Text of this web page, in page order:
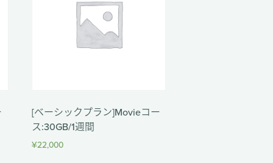
[ベーシックプラン]Movieコー
ス:30GB/1週間
¥22,000